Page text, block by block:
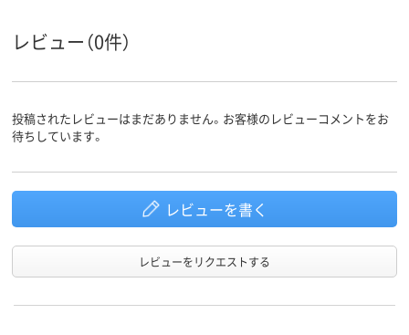
レビュー（0件）
投稿されたレビューはまだありません。お客様のレビューコメントをお
待ちしています。
レビューを書く
レビューをリクエストする